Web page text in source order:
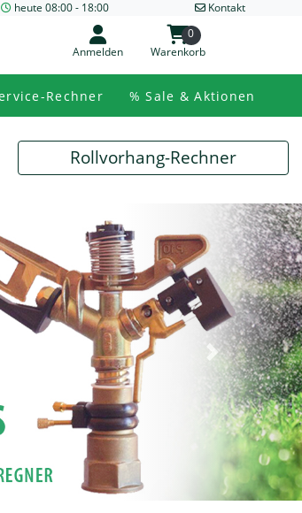
heute 08:00 - 18:00 Kontakt
Anmelden Warenkorb
0
Rechner % Sale & Aktionen
Rollvorhang-Rechner
Next